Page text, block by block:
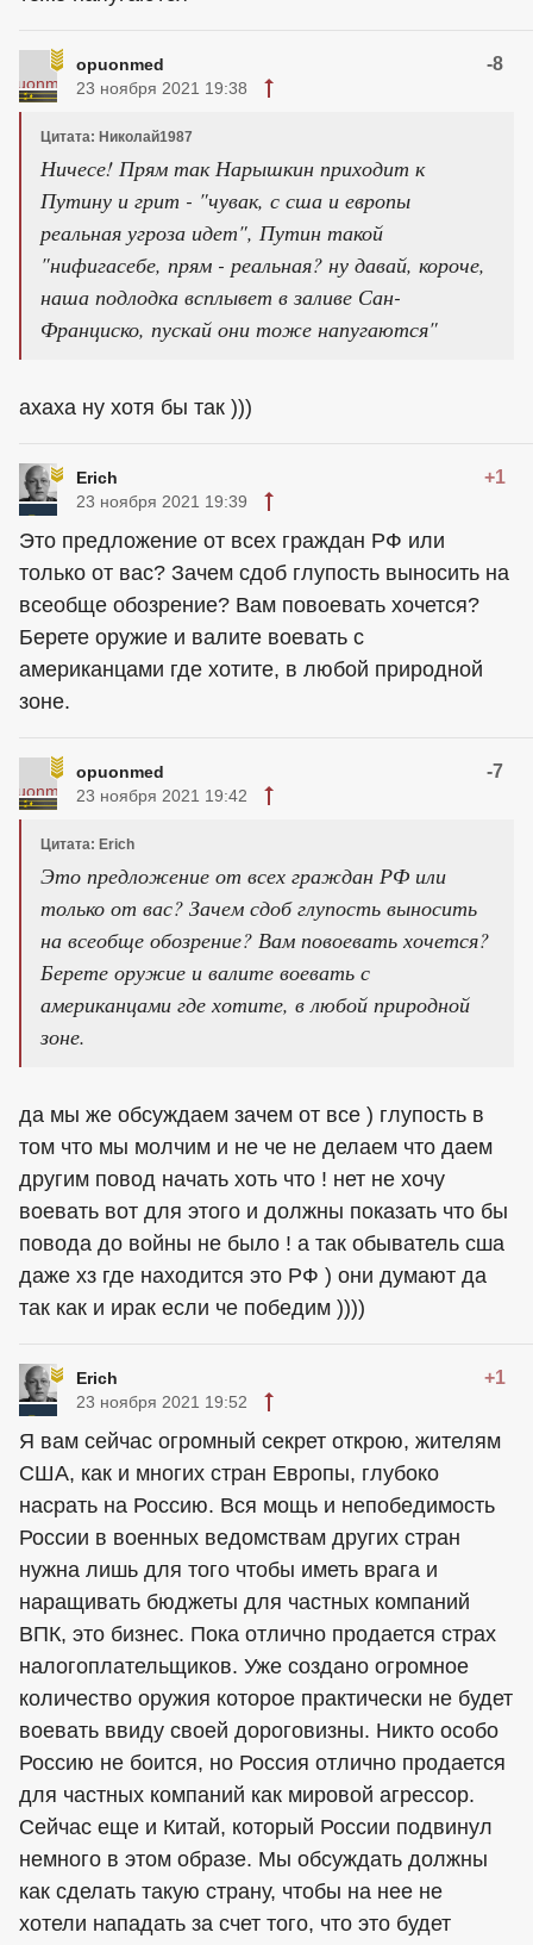
opuonmed -8
23 ноября 2021 19:38
Цитата: Николай1987
Ничесе! Прям так Нарышкин приходит к
Путину и грит - "чувак, с сша и европы
реальная угроза идет", Путин такой
"нифигасебе, прям - реальная? ну давай, короче,
наша подлодка всплывет в заливе Сан-
Франциско, пускай они тоже напугаются"
ахаха ну хотя бы так )))
Erich +1
23 ноября 2021 19:39
Это предложение от всех граждан РФ или
только от вас? Зачем сдоб глупость выносить на
всеобще обозрение? Вам повоевать хочется?
Берете оружие и валите воевать с
американцами где хотите, в любой природной
зоне.
opuonmed -7
23 ноября 2021 19:42
Цитата: Erich
Это предложение от всех граждан РФ или
только от вас? Зачем сдоб глупость выносить
на всеобще обозрение? Вам повоевать хочется?
Берете оружие и валите воевать с
американцами где хотите, в любой природной
зоне.
да мы же обсуждаем зачем от все ) глупость в
том что мы молчим и не че не делаем что даем
другим повод начать хоть что ! нет не хочу
воевать вот для этого и должны показать что бы
повода до войны не было ! а так обыватель сша
даже хз где находится это РФ ) они думают да
так как и ирак если че победим ))))
Erich +1
23 ноября 2021 19:52
Я вам сейчас огромный секрет открою, жителям
США, как и многих стран Европы, глубоко
насрать на Россию. Вся мощь и непобедимость
России в военных ведомствам других стран
нужна лишь для того чтобы иметь врага и
наращивать бюджеты для частных компаний
ВПК, это бизнес. Пока отлично продается страх
налогоплательщиков. Уже создано огромное
количество оружия которое практически не будет
воевать ввиду своей дороговизны. Никто особо
Россию не боится, но Россия отлично продается
для частных компаний как мировой агрессор.
Сейчас еще и Китай, который России подвинул
немного в этом образе. Мы обсуждать должны
как сделать такую страну, чтобы на нее не
хотели нападать за счет того, что это будет